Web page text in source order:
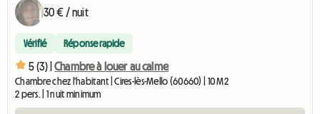
30 € / nuit
Vérifié Réponse rapide
5 (3) | Chambre à louer au calme
Chambre chez l'habitant | Cires-lès-Mello (60660) | 10 M2
2 pers. | 1 nuit minimum